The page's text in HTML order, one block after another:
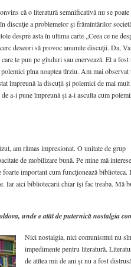
că o literatură semnificativă nu se poate
discuţie a problemelor şi frămîntărilor
despre asta în ultima carte „Ceea ce ne
deseori să provoc anumite discuţii. Da,
te pun pe gînduri sau enervează. El a
pîna noaptea tîrziu. Am mai observat
împreună la discuţii şi polemici de mai mult
a-i pune împreună şi a-i asculta cum
am rămas impresionat. O unitate de grup
de mobilizare bună. Pe mine mă
important cum funcţionează biblioteca.
Iar aici bibliotecarii chiar îşi fac treaba. Mă
unde e atât de puternică nostalgia
Nici nostalgia, nici comunismul nu
impedimente pentru literatură.
de atîtea mii de ani şi nu a fost